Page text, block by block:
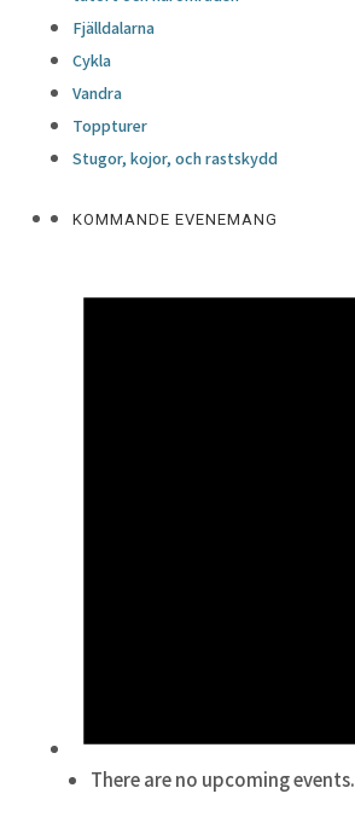
Fjälldalarna
Cykla
Vandra
Toppturer
Stugor, kojor, och rastskydd
KOMMANDE EVENEMANG
There are no upcoming events.